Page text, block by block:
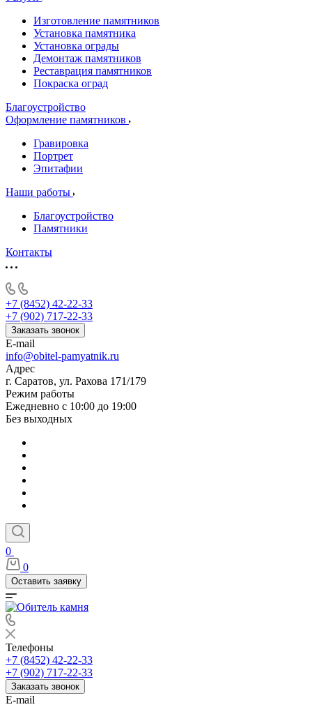
Изготовление памятников
Установка памятника
Установка ограды
Демонтаж памятников
Реставрация памятников
Покраска оград
Благоустройство
Оформление памятников
Гравировка
Портрет
Эпитафии
Наши работы
Благоустройство
Памятники
Контакты
+7 (8452) 42-22-33
+7 (902) 717-22-33
Заказать звонок
E-mail
info@obitel-pamyatnik.ru
Адрес
г. Саратов, ул. Рахова 171/179
Режим работы
Ежедневно с 10:00 до 19:00
Без выходных
0
0
Оставить заявку
Телефоны
+7 (8452) 42-22-33
+7 (902) 717-22-33
Заказать звонок
E-mail